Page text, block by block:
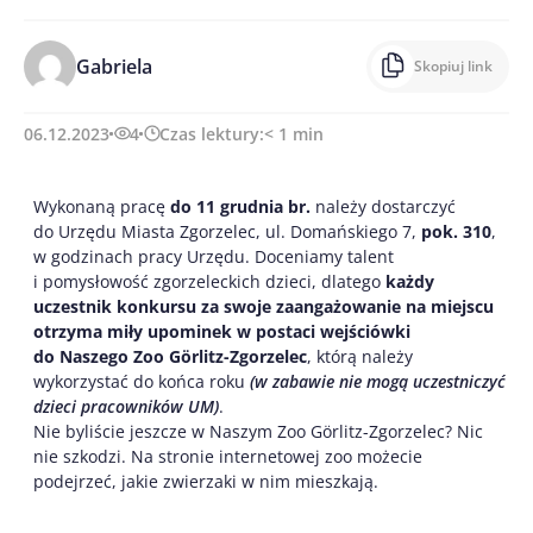
Gabriela Skopiuj link
06.12.2023 4 Czas lektury:< 1 min
Wykonaną pracę do 11 grudnia br. należy dostarczyć
do Urzędu Miasta Zgorzelec, ul. Domańskiego 7, pok. 310,
w godzinach pracy Urzędu. Doceniamy talent
i pomysłowość zgorzeleckich dzieci, dlatego każdy
uczestnik konkursu za swoje zaangażowanie na miejscu
otrzyma miły upominek w postaci wejściówki
do Naszego Zoo Görlitz-Zgorzelec, którą należy
wykorzystać do końca roku (w zabawie nie mogą uczestniczyć
dzieci pracowników UM).
Nie byliście jeszcze w Naszym Zoo Görlitz-Zgorzelec? Nic
nie szkodzi. Na stronie internetowej zoo możecie
podejrzeć, jakie zwierzaki w nim mieszkają.